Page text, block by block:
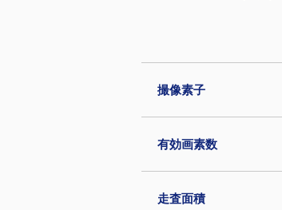
撮像素子
有効画素数
走査面積